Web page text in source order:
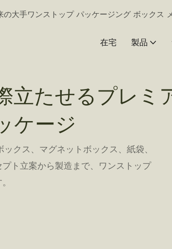
大手ワンストップ パッケージング ボックス メ
在宅 製品
立たせるプレミ
ケージ
クス、マグネットボックス、紙袋、
ト立案から製造まで、ワン​​ストップ